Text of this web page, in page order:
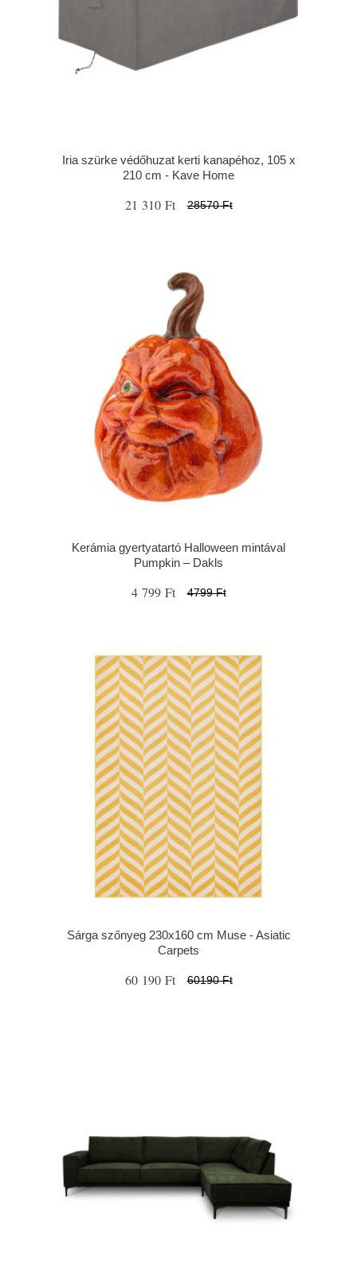
Iria szürke védőhuzat kerti kanapéhoz, 105 x
210 cm - Kave Home
21 310 Ft 28570 Ft
Kerámia gyertyatartó Halloween mintával
Pumpkin – Dakls
4 799 Ft 4799 Ft
Sárga szőnyeg 230x160 cm Muse - Asiatic
Carpets
60 190 Ft 60190 Ft